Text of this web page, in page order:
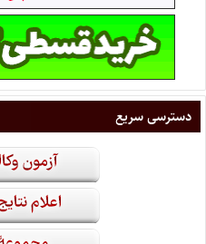
دسترسی سریع